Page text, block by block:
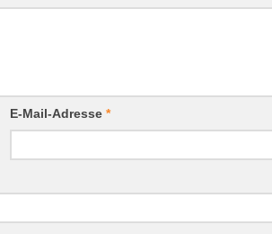
E-Mail-Adresse*